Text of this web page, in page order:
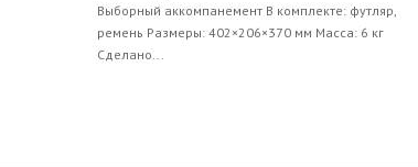
Выборный аккомпанемент В комплекте: футляр,
ремень Размеры: 402×206×370 мм Масса: 6 кг
Сделано...